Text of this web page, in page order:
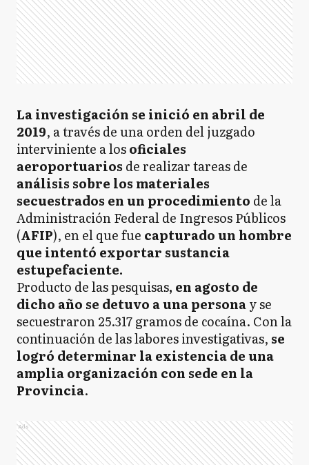
La investigación se inició en abril de
2019, a través de una orden del juzgado
interviniente a losoficiales
aeroportuarios de realizar tareas de
análisis sobre los materiales
secuestrados en un procedimiento de la
Administración Federal de Ingresos Públicos
(AFIP), en el que fue capturado un hombre
que intentó exportar sustancia
estupefaciente.
Producto de las pesquisas, en agosto de
dicho año se detuvo a una personay se
secuestraron 25.317 gramos de cocaína. Con la
continuación de las labores investigativas, se
logró determinar la existencia de una
amplia organización con sede en la
Provincia.
Ads